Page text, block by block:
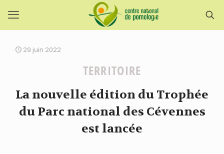
29 juin 2022
TERRITOIRE
La nouvelle édition du Trophée
du Parc national des Cévennes
est lancée